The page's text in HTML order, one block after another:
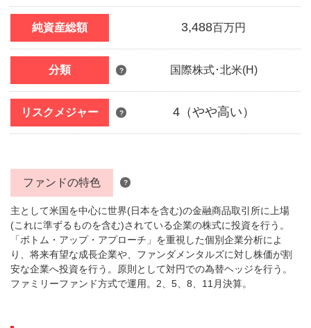
純資産総額 3,488百万円
分類 ? 国際株式･北米(H)
リスクメジャー ? 4（やや高い）
ファンドの特色 ?
主として米国を中心に世界(日本を含む)の金融商品取引所に上場
(これに準ずるものを含む)されている企業の株式に投資を行う。
「ボトム・アップ・アプローチ」を重視した個別企業分析によ
り、将来有望な成長企業や、ファンダメンタルズに対し株価が割
安な企業へ投資を行う。原則として対円での為替ヘッジを行う。
ファミリーファンド方式で運用。2、5、8、11月決算。